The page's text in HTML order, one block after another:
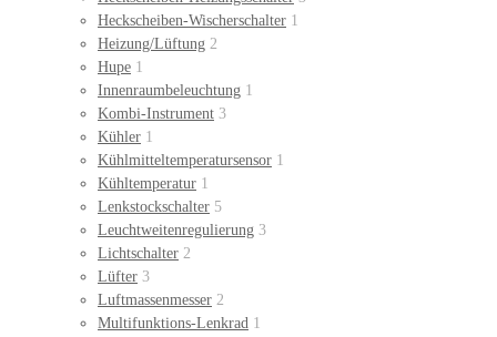
Heckscheiben-Wischerschalter 1
Heizung/Lüftung 2
Hupe 1
Innenraumbeleuchtung 1
Kombi-Instrument 3
Kühler 1
Kühlmitteltemperatursensor 1
Kühltemperatur 1
Lenkstockschalter 5
Leuchtweitenregulierung 3
Lichtschalter 2
Lüfter 3
Luftmassenmesser 2
Multifunktions-Lenkrad 1